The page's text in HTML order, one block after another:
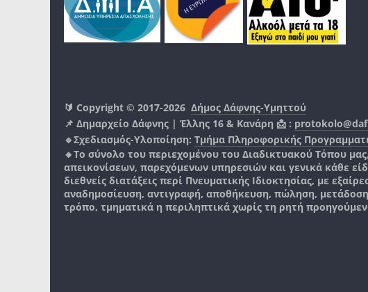
🔰 Copyright © 2017-2026 Δήμος Δάφνης-Υμηττού
📌 Δημαρχείο Δάφνης | Έλλης 16 & Κανάρη 📩 :
🔹Σχεδιασμός-Υλοποίηση: Τμήμα Πληροφορικής
🔸Το σύνολο του περιεχομένου του Διαδικτυακού Τόπου
απεικονίσεων, παρεχόμενων υπηρεσιών και γενικά κάθε
διεθνείς διατάξεις περί Πνευματικής Ιδιοκτησίας, με
αναδημοσίευση, αντιγραφή, αποθήκευση, πώληση,
τρόπο, τμηματικά η περιληπτικά χωρίς τη ρητή